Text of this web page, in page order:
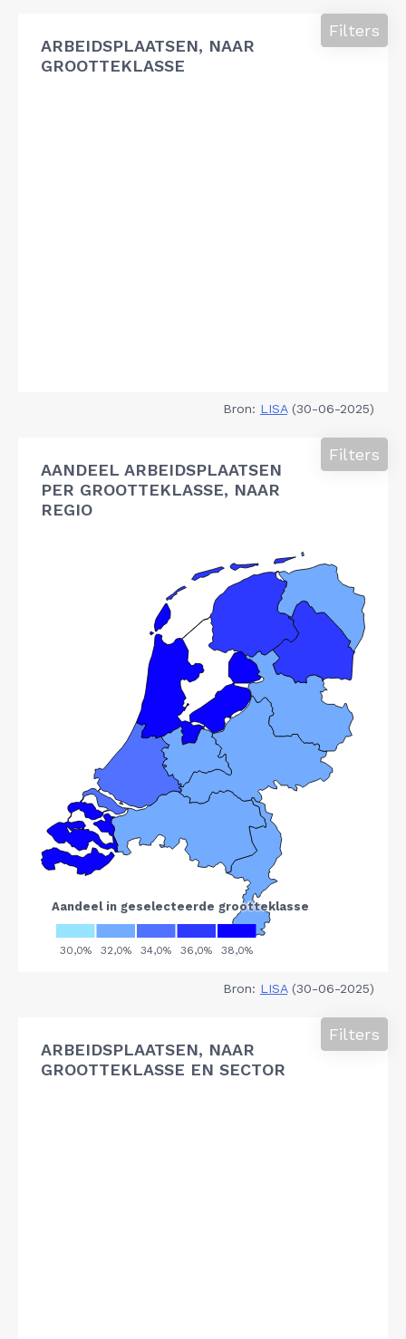
ARBEIDSPLAATSEN, NAAR
GROOTTEKLASSE
Filters
Bron: LISA(30-06-2025)
AANDEEL ARBEIDSPLAATSEN
PER GROOTTEKLASSE, NAAR
REGIO
Filters
Bron: LISA(30-06-2025)
ARBEIDSPLAATSEN, NAAR
GROOTTEKLASSE EN SECTOR
Filters